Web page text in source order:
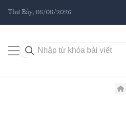
Thứ Bảy, 08/08/2026